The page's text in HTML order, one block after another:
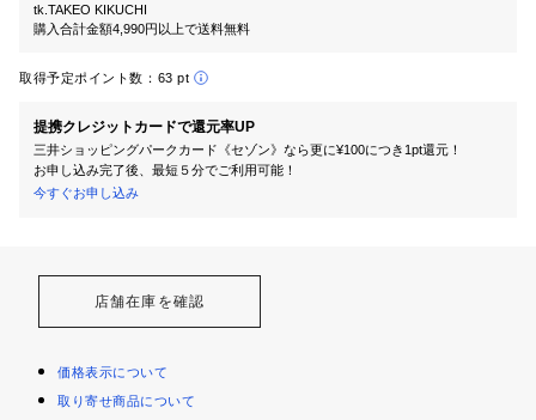
tk.TAKEO KIKUCHI
購入合計金額4,990円以上で送料無料
取得予定ポイント数： 63 pt
提携クレジットカードで還元率UP
三井ショッピングパークカード《セゾン》なら更に¥100につき1pt還元！
お申し込み完了後、最短５分でご利用可能！
今すぐお申し込み
店舗在庫を確認
価格表示について
取り寄せ商品について